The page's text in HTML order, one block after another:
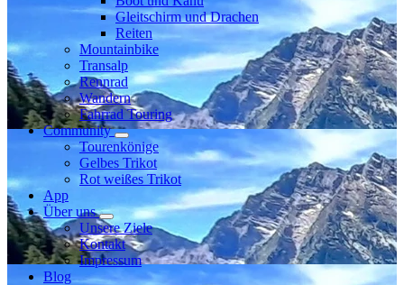
Gleitschirm und Drachen
Reiten
Mountainbike
Transalp
Rennrad
Wandern
Fahrrad Touring
Community
Tourenkönige
Gelbes Trikot
Rot weißes Trikot
App
Über uns
Unsere Ziele
Kontakt
Impressum
Blog